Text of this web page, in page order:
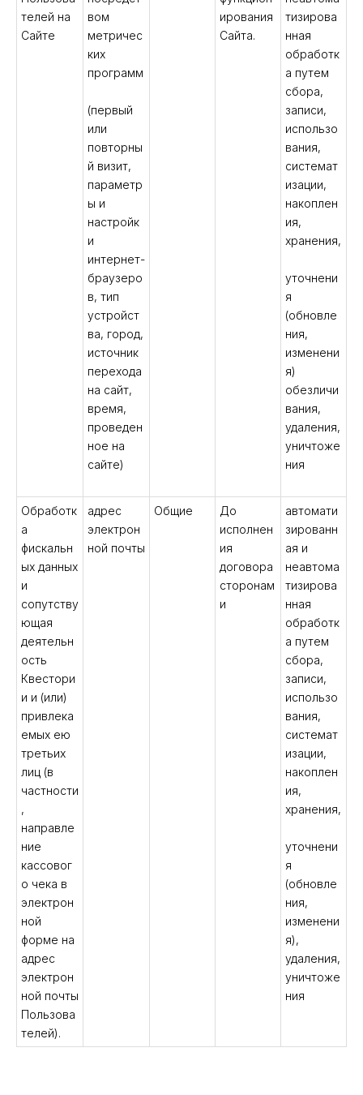
телей на
Сайте
вом
метричес
ких
программ
(первый
или
повторны
й визит,
параметр
ы и
настройк
и
интернет-
браузеро
в, тип
устройст
ва, город,
источник
перехода
на сайт,
время,
проведен
ное на
сайте)
ирования
Сайта.
тизирова
нная
обработк
а путем
сбора,
записи,
использо
вания,
системат
изации,
накоплен
ия,
хранения,
уточнени
я
(обновле
ния,
изменени
я)
обезличи
вания,
удаления,
уничтоже
ния
Обработк
а
фискальн
ых данных
и
сопутству
ющая
деятельн
ость
Квестори
и и (или)
привлека
емых ею
третьих
лиц (в
частности
,
направле
ние
кассовог
о чека в
электрон
ной
форме на
адрес
электрон
ной почты
Пользова
телей).
адрес
электрон
ной почты
Общие
До
исполнен
ия
договора
сторонам
и
автомати
зированн
ая и
неавтома
тизирова
нная
обработк
а путем
сбора,
записи,
использо
вания,
системат
изации,
накоплен
ия,
хранения,
уточнени
я
(обновле
ния,
изменени
я),
удаления,
уничтоже
ния